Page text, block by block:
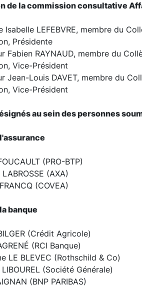
de la commission consultative
Isabelle LEFEBVRE, membre du
Présidente
Fabien RAYNAUD, membre du
Vice-Président
Jean-Louis DAVET, membre du
Vice-Président
au sein des personnes
(PRO-BTP)
(AXA)
(COVEA)
banque
(Crédit Agricole)
(RCI Banque)
LE BLEVEC (Rothschild & Co)
(Société Générale)
(BNP PARIBAS)